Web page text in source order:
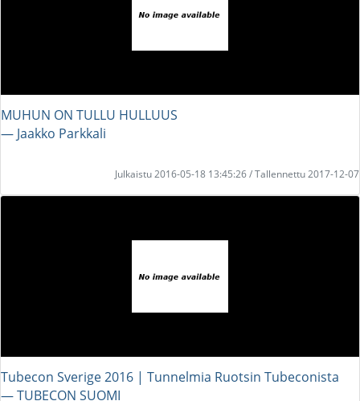
MUHUN ON TULLU HULLUUS
― Jaakko Parkkali
Julkaistu 2016-05-18 13:45:26 / Tallennettu 2017-12-07
Tubecon Sverige 2016 | Tunnelmia Ruotsin Tubeconista
― TUBECON SUOMI